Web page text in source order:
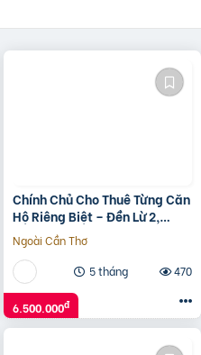
Chính Chủ Cho Thuê Từng Căn
Hộ Riêng Biệt – Đền Lừ 2,
Hoàng Mai
Ngoài Cần Thơ
5 tháng
470
6.500.000đ